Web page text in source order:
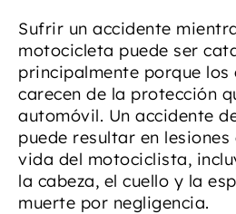
Sufrir un accidente
motocicleta puede ser
principalmente porque los
carecen de la protección
automóvil. Un accidente
puede resultar en
vida del motociclista,
la cabeza, el cuello y la
muerte por negligencia.